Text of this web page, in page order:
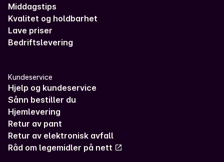
Middagstips
Kvalitet og holdbarhet
Lave priser
Bedriftslevering
Kundeservice
Hjelp og kundeservice
Sånn bestiller du
Hjemlevering
Retur av pant
Retur av elektronisk avfall
Råd om legemidler på nett